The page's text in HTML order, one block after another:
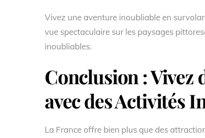
Vivez une aventure inoubliable en
vue spectaculaire sur les paysages
inoubliables.
Conclusion : Vivez
avec des Activités
La France offre bien plus que des